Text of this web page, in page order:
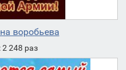
воробьева
248 раз